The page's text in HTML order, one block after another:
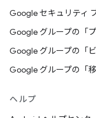
Google セキュリティ
Google グループの「
Google グループの「
Google グループの「
ヘルプ